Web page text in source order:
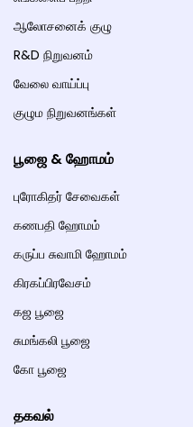
ஆலோசனைக் குழு
R&D நிறுவனம்
வேலை வாய்ப்பு
குழும நிறுவனங்கள்
பூஜை & ஹோமம்
புரோகிதர் சேவைகள்
கணபதி ஹோமம்
கருப்ப சுவாமி ஹோமம்
கிரகப்பிரவேசம்
கஜ பூஜை
சுமங்கலி பூஜை
கோ பூஜை
தகவல்